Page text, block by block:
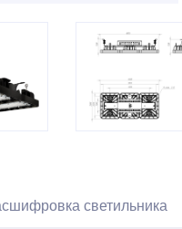
светильника